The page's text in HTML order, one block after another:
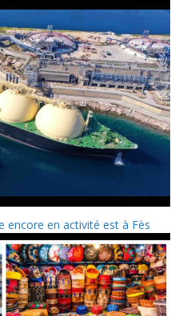
encore en activité est à Fès